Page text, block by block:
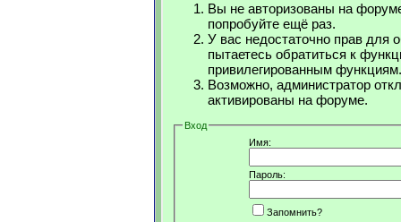
Вы не авторизованы на
попробуйте ещё раз.
У вас недостаточно прав для
пытаетесь обратиться к
привилегированным функциям.
Возможно, администратор
активированы на форуме.
Вход
Имя:
Пароль:
Запомнить?